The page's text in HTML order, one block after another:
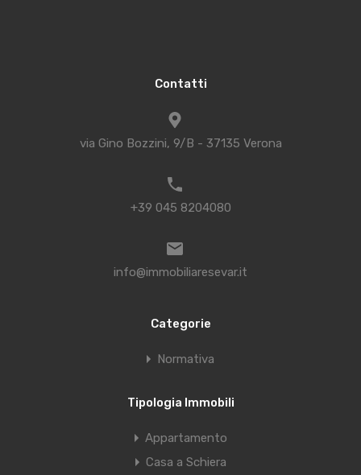
Contatti
via Gino Bozzini, 9/B - 37135 Verona
+39 045 8204080
info@immobiliaresevar.it
Categorie
Normativa
Tipologia Immobili
Appartamento
Casa a Schiera